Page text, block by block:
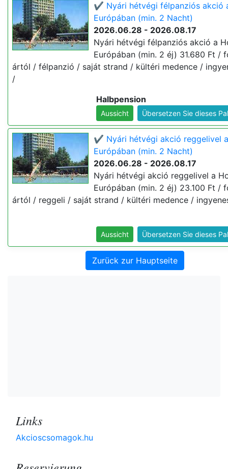
✔️ Nyári hétvégi félpanziós akció
Európában (min. 2 Nacht)
2026.06.28 - 2026.08.17
Nyári hétvégi félpanziós akció a
Európában (min. 2 éj) 31.680 Ft /
ártól / félpanzió / saját strand / kültéri medence /
/
Halbpension
Aussicht Übersetzen Sie dieses
✔️ Nyári hétvégi akció reggelivel
Európában (min. 2 Nacht)
2026.06.28 - 2026.08.17
Nyári hétvégi akció reggelivel a
Európában (min. 2 éj) 23.100 Ft /
ártól / reggeli / saját strand / kültéri medence /
Aussicht Übersetzen Sie dieses
Zurück zur Hauptseite
Links
Akcioscsomagok.hu